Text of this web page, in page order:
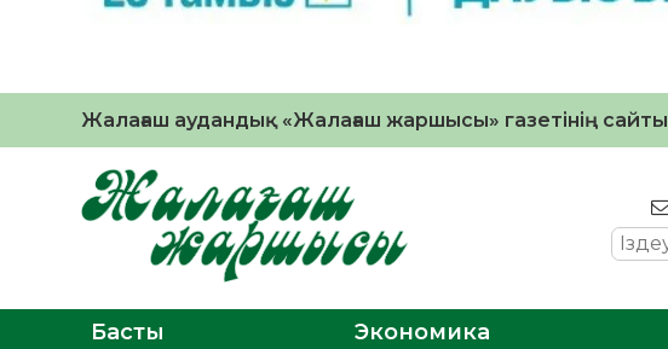
Жалағаш аудандық «Жалағаш жаршысы» газетінің сайты
Басты Экономика